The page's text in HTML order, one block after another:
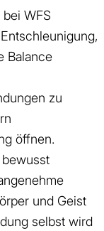
WFS
Balance
zu
öffnen.
und Geist
selbst wird